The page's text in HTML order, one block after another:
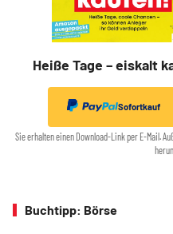
Heiße Tage – eiskalt
Sofortkauf
Sie erhalten einen Download-Link per E-Mail.
Buchtipp: Börse